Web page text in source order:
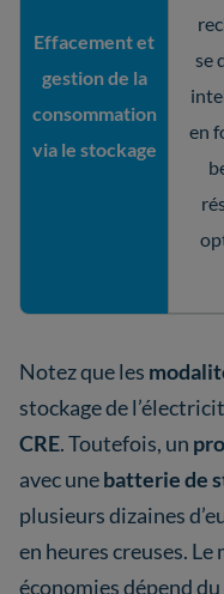
Effacement et
gestion de la
consommation
via le stockage
se
en
Notez que les
stockage de
CRE. Toutefois, un
avec unebatterie de
plusieurs dizaines
en heures creuses.
économies dépend du